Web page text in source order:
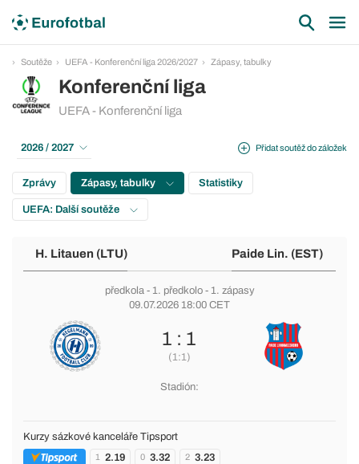
Soutěže UEFA - Konferenční liga 2026/2027 Zápasy, tabulky
Konferenční liga
UEFA - Konferenční liga
Přidat soutěž do záložek
2026 / 2027
Zprávy Zápasy, tabulky Statistiky
UEFA: Další soutěže
H. Litauen (LTU) Paide Lin. (EST)
předkola- 1. předkolo- 1. zápasy
09.07.2026 18:00 CET
1 : 1
(1:1)
Stadión:
Kurzy sázkové kanceláře Tipsport
1 2.19 0 3.32 2 3.23